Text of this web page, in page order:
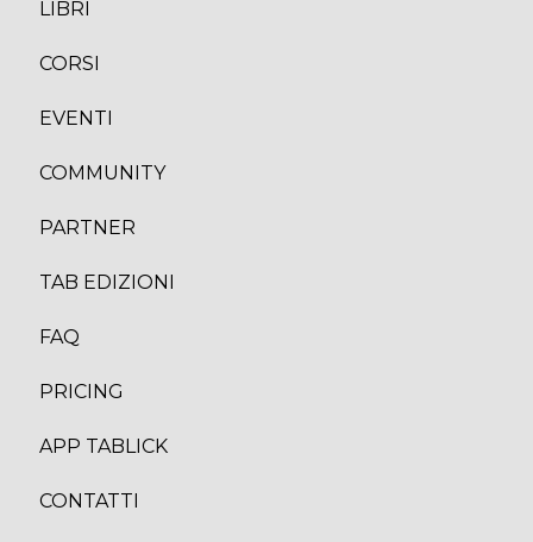
LIBRI
CORSI
EVENTI
COMMUNITY
PARTNER
TAB EDIZIONI
FAQ
PRICING
APP TABLICK
CONTATTI